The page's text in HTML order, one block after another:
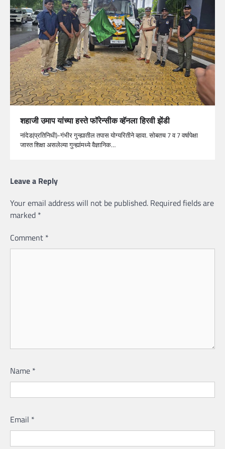
शहाजी उमाप यांच्या हस्ते फॉरेन्सीक व्हॅनला हिरवी झेंडी
नांदेड(प्रतिनिधी)-गंभीर गुन्ह्यातील तपास योग्यरितीने व्हावा. सोबतच 7 व 7 वर्षापेक्षा
जास्त शिक्षा असलेल्या गुन्ह्यांमध्ये वैज्ञानिक…
Leave a Reply
Your email address will not be published. Required fields are
marked *
Comment *
Name *
Email *